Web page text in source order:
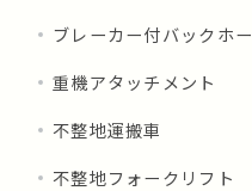
ブレーカー付バックホー
重機アタッチメント
不整地運搬車
不整地フォークリフト